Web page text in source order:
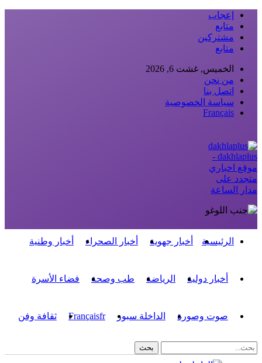
إعجاب
متابع
مشتركين
متابع
الخميس, غشت 6, 2026
من نحن
اتصل بنا
سياسة الخصوصية
Français
dakhlaplus -
موقع اخباري
متجدد على
مدار الساعة
الرئيسية أخبار جهوية أخبار الصحراء أخبار وطنية
أخبار دولية الرياضة طب وصحة فضاء الأسرة
صوت وصورة الداخلة سبور Françaisfr ثقافة وفن